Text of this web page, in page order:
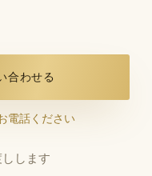
合わせる
電話ください
します